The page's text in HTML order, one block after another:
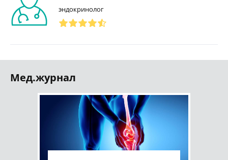
эндокринолог
Мед.журнал